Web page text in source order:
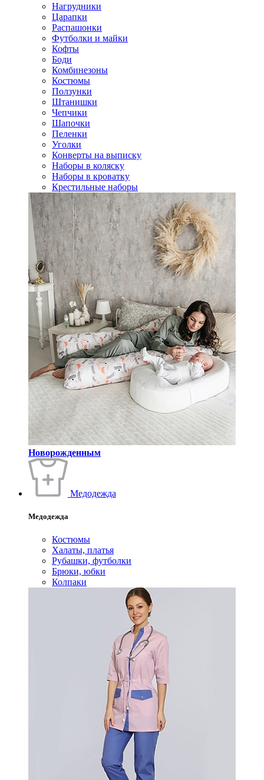
Нагрудники
Царапки
Распашонки
Футболки и майки
Кофты
Боди
Комбинезоны
Костюмы
Ползунки
Штанишки
Чепчики
Шапочки
Пеленки
Уголки
Конверты на выписку
Наборы в коляску
Наборы в кроватку
Крестильные наборы
Новорожденным
Медодежда
Медодежда
Костюмы
Халаты, платья
Рубашки, футболки
Брюки, юбки
Колпаки